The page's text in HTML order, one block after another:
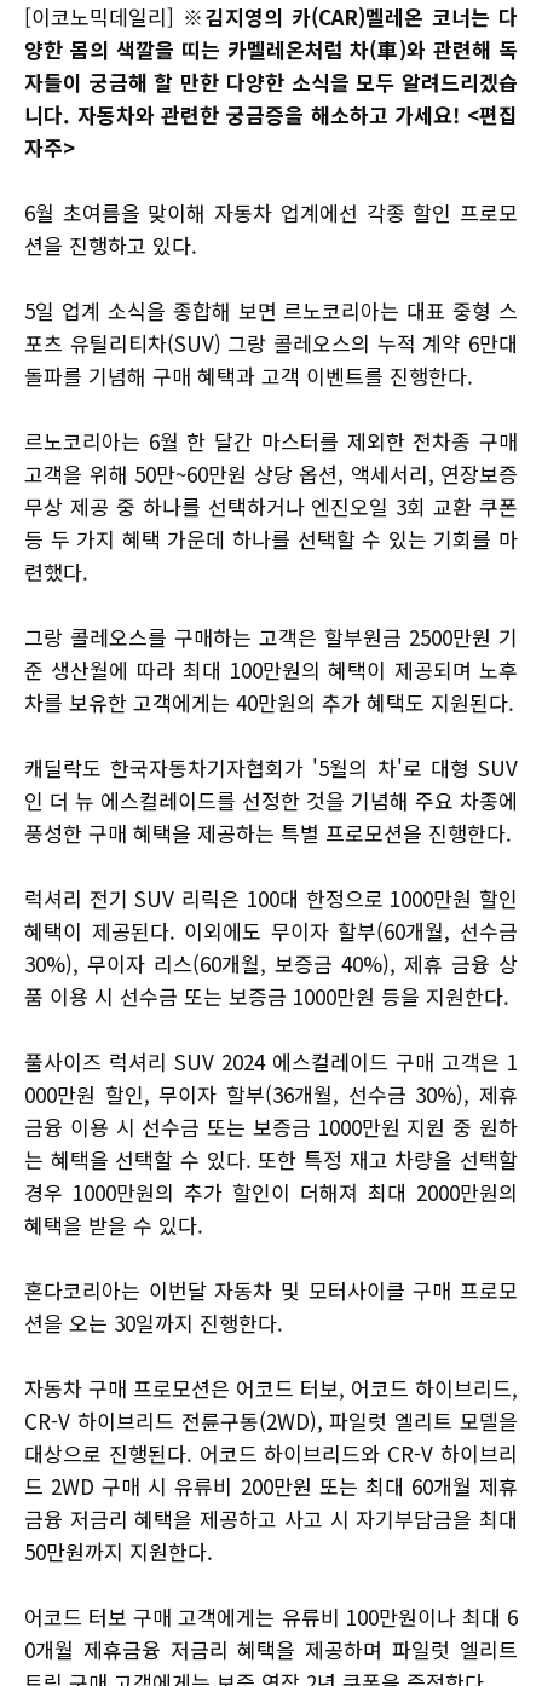
[이코노믹데일리] ※김지영의 카(CAR)멜레온 코너는 다
양한 몸의 색깔을 띠는 카멜레온처럼 차(車)와 관련해 독
자들이 궁금해 할 만한 다양한 소식을 모두 알려드리겠습
니다. 자동차와 관련한 궁금증을 해소하고 가세요! <편집
자주>
6월 초여름을 맞이해 자동차 업계에선 각종 할인 프로모
션을 진행하고 있다.
5일 업계 소식을 종합해 보면 르노코리아는 대표 중형 스
포츠 유틸리티차(SUV) 그랑 콜레오스의 누적 계약 6만대
돌파를 기념해 구매 혜택과 고객 이벤트를 진행한다.
르노코리아는 6월 한 달간 마스터를 제외한 전차종 구매
고객을 위해 50만~60만원 상당 옵션, 액세서리, 연장보증
무상 제공 중 하나를 선택하거나 엔진오일 3회 교환 쿠폰
등 두 가지 혜택 가운데 하나를 선택할 수 있는 기회를 마
련했다.
그랑 콜레오스를 구매하는 고객은 할부원금 2500만원 기
준 생산월에 따라 최대 100만원의 혜택이 제공되며 노후
차를 보유한 고객에게는 40만원의 추가 혜택도 지원된다.
캐딜락도 한국자동차기자협회가 '5월의 차'로 대형 SUV
인 더 뉴 에스컬레이드를 선정한 것을 기념해 주요 차종에
풍성한 구매 혜택을 제공하는 특별 프로모션을 진행한다.
럭셔리 전기 SUV 리릭은 100대 한정으로 1000만원 할인
혜택이 제공된다. 이외에도 무이자 할부(60개월, 선수금
30%), 무이자 리스(60개월, 보증금 40%), 제휴 금융 상
품 이용 시 선수금 또는 보증금 1000만원 등을 지원한다.
풀사이즈 럭셔리 SUV 2024 에스컬레이드 구매 고객은 1
000만원 할인, 무이자 할부(36개월, 선수금 30%), 제휴
금융 이용 시 선수금 또는 보증금 1000만원 지원 중 원하
는 혜택을 선택할 수 있다. 또한 특정 재고 차량을 선택할
경우 1000만원의 추가 할인이 더해져 최대 2000만원의
혜택을 받을 수 있다.
혼다코리아는 이번달 자동차 및 모터사이클 구매 프로모
션을 오는 30일까지 진행한다.
자동차 구매 프로모션은 어코드 터보, 어코드 하이브리드,
CR-V 하이브리드 전륜구동(2WD), 파일럿 엘리트 모델을
대상으로 진행된다. 어코드 하이브리드와 CR-V 하이브리
드 2WD 구매 시 유류비 200만원 또는 최대 60개월 제휴
금융 저금리 혜택을 제공하고 사고 시 자기부담금을 최대
50만원까지 지원한다.
어코드 터보 구매 고객에게는 유류비 100만원이나 최대 6
0개월 제휴금융 저금리 혜택을 제공하며 파일럿 엘리트